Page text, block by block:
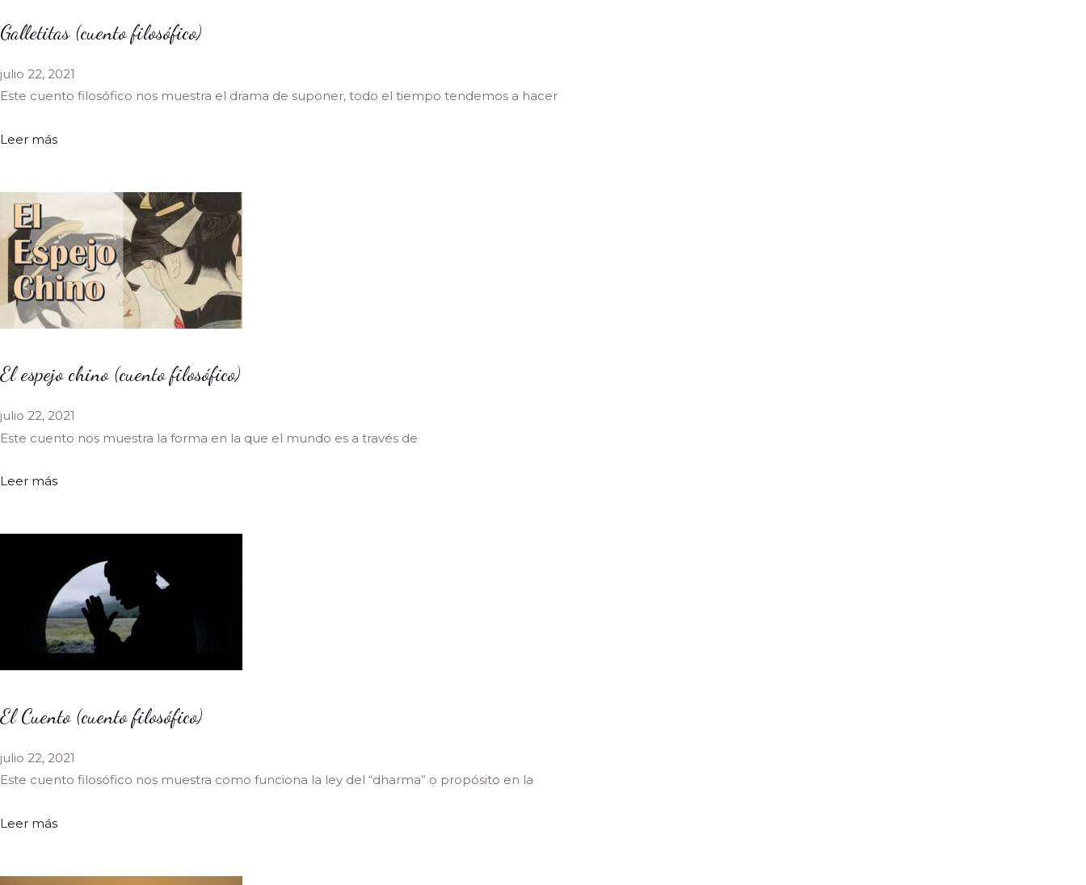
Galletitas (cuento filosófico)
julio 22, 2021
Este cuento filosófico nos muestra el drama de suponer, todo el tiempo tendemos a hacer
Leer más
El espejo chino (cuento filosófico)
julio 22, 2021
Este cuento nos muestra la forma en la que el mundo es a través de
Leer más
El Cuento (cuento filosófico)
julio 22, 2021
Este cuento filosófico nos muestra como funciona la ley del “dharma” o propósito en la
Leer más